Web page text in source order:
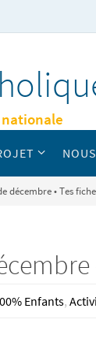
décembre • Tes
Enfants,